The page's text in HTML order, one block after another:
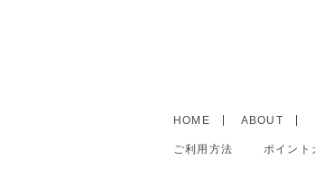
HOME ABOUT
ご利用方法 ポイント